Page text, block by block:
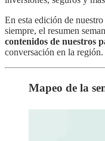
En esta edición de
siempre, el resumen
contenidos de nuestros
conversación en la región.
Mapeo de la